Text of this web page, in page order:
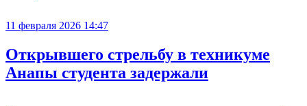
11 февраля 2026 14:47
Открывшего стрельбу в техникуме
Анапы студента задержали